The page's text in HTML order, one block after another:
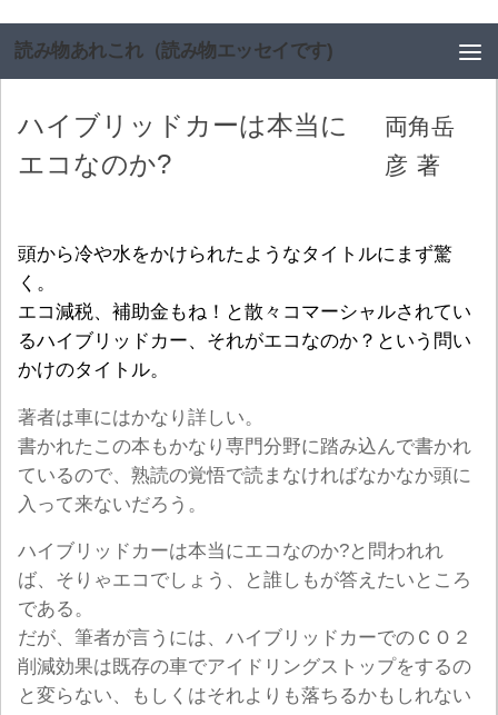
読み物あれこれ（読み物エッセイです)
ハイブリッドカーは本当に
エコなのか?
両角岳
彦 著
頭から冷や水をかけられたようなタイトルにまず驚
く。
エコ減税、補助金もね！と散々コマーシャルされてい
るハイブリッドカー、それがエコなのか？という問い
かけのタイトル。
著者は車にはかなり詳しい。
書かれたこの本もかなり専門分野に踏み込んで書かれ
ているので、熟読の覚悟で読まなければなかなか頭に
入って来ないだろう。
ハイブリッドカーは本当にエコなのか?と問われれ
ば、そりゃエコでしょう、と誰しもが答えたいところ
である。
だが、筆者が言うには、ハイブリッドカーでのＣＯ２
削減効果は既存の車でアイドリングストップをするの
と変らない、もしくはそれよりも落ちるかもしれない